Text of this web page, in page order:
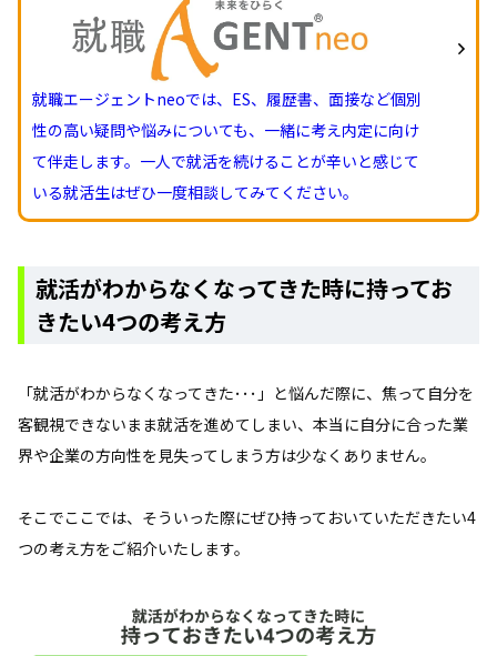
就職エージェントneoでは、ES、履歴書、面接など個別
性の高い疑問や悩みについても、一緒に考え内定に向け
て伴走します。一人で就活を続けることが辛いと感じて
いる就活生はぜひ一度相談してみてください。
就活がわからなくなってきた時に持ってお
きたい4つの考え方
「就活がわからなくなってきた･･･」と悩んだ際に、焦って自分を
客観視できないまま就活を進めてしまい、本当に自分に合った業
界や企業の方向性を見失ってしまう方は少なくありません。
そこでここでは、そういった際にぜひ持っておいていただきたい4
つの考え方をご紹介いたします。